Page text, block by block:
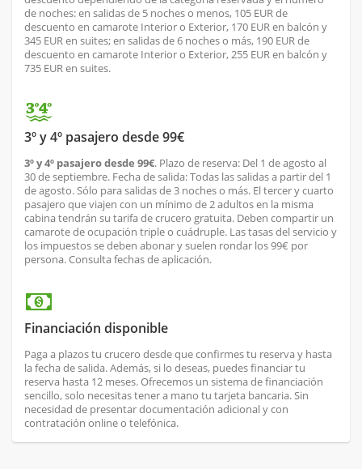
de noches: en salidas de 5 noches o menos, 105 EUR de
descuento en camarote Interior o Exterior, 170 EUR en balcón y
345 EUR en suites; en salidas de 6 noches o más, 190 EUR de
descuento en camarote Interior o Exterior, 255 EUR en balcón y
735 EUR en suites.
3º y 4º pasajero desde 99€
3º y 4º pasajero desde 99€. Plazo de reserva: Del 1 de agosto al
30 de septiembre. Fecha de salida: Todas las salidas a partir del 1
de agosto. Sólo para salidas de 3 noches o más. El tercer y cuarto
pasajero que viajen con un mínimo de 2 adultos en la misma
cabina tendrán su tarifa de crucero gratuita. Deben compartir un
camarote de ocupación triple o cuádruple. Las tasas del servicio y
los impuestos se deben abonar y suelen rondar los 99€ por
persona. Consulta fechas de aplicación.
Financiación disponible
Paga a plazos tu crucero desde que confirmes tu reserva y hasta
la fecha de salida. Además, si lo deseas, puedes financiar tu
reserva hasta 12 meses. Ofrecemos un sistema de financiación
sencillo, solo necesitas tener a mano tu tarjeta bancaria. Sin
necesidad de presentar documentación adicional y con
contratación online o telefónica.